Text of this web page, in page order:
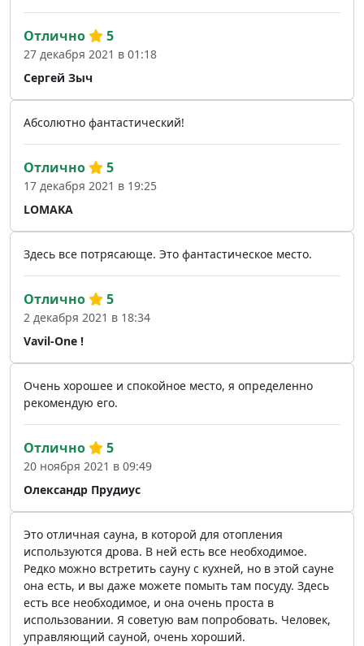
Сергей Зыч
Отлично 5
27 декабря 2021 в 01:18
Абсолютно фантастический!
LOMAKA
Отлично 5
17 декабря 2021 в 19:25
Здесь все потрясающе. Это фантастическое место.
Vavil-One !
Отлично 5
2 декабря 2021 в 18:34
Очень хорошее и спокойное место, я определенно
рекомендую его.
Олександр Прудиус
Отлично 5
20 ноября 2021 в 09:49
Это отличная сауна, в которой для отопления
используются дрова. В ней есть все необходимое.
Редко можно встретить сауну с кухней, но в этой сауне
она есть, и вы даже можете помыть там посуду. Здесь
есть все необходимое, и она очень проста в
использовании. Я советую вам попробовать. Человек,
управляющий сауной, очень хороший.